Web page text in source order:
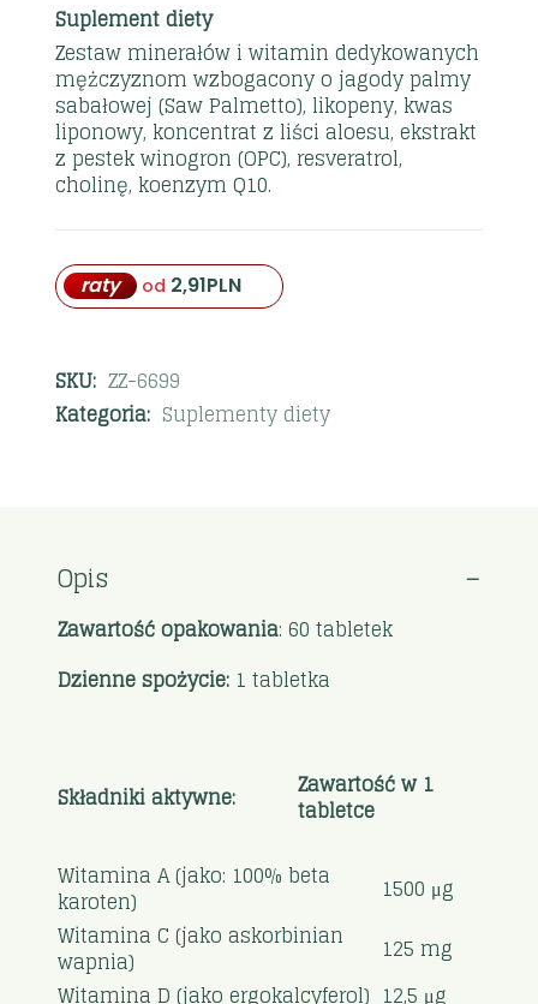
Suplement diety
Zestaw minerałów i witamin dedykowanych
mężczyznom wzbogacony o jagody palmy
sabałowej (Saw Palmetto), likopeny, kwas
liponowy, koncentrat z liści aloesu, ekstrakt
z pestek winogron (OPC), resveratrol,
cholinę, koenzym Q10.
raty od 2,91PLN
SKU: ZZ-6699
Kategoria: Suplementy diety
Opis
Zawartość opakowania: 60 tabletek
Dzienne spożycie: 1 tabletka
Składniki aktywne: Zawartość w 1
tabletce
Witamina A (jako: 100% beta
karoten)
1500 μg
Witamina C (jako askorbinian
wapnia)
125 mg
Witamina D (jako ergokalcyferol) 12,5 μg